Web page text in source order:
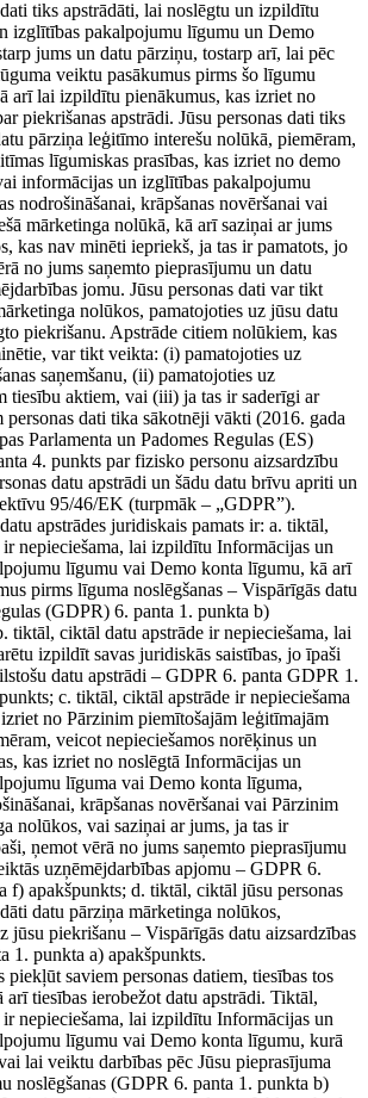
tiks apstrādāti, lai noslēgtu un izpildītu
izglītības pakalpojumu līgumu un Demo
jums un datu pārziņu, tostarp arī, lai pēc
veiktu pasākumus pirms šo līgumu
arī lai izpildītu pienākumus, kas izriet no
piekrišanas apstrādi. Jūsu personas dati tiks
pārziņa leģitīmo interešu nolūkā, piemēram,
līgumiskas prasības, kas izriet no demo
informācijas un izglītības pakalpojumu
nodrošināšanai, krāpšanas novēršanai vai
mārketinga nolūkā, kā arī saziņai ar jums
kas nav minēti iepriekš, ja tas ir pamatots, jo
no jums saņemto pieprasījumu un datu
jomu. Jūsu personas dati var tikt
nolūkos, pamatojoties uz jūsu datu
piekrišanu. Apstrāde citiem nolūkiem, kas
var tikt veikta: (i) pamatojoties uz
saņemšanu, (ii) pamatojoties uz
tiesību aktiem, vai (iii) ja tas ir saderīgi ar
personas dati tika sākotnēji vākti (2016. gada
Parlamenta un Padomes Regulas (ES)
4. punkts par fizisko personu aizsardzību
datu apstrādi un šādu datu brīvu apriti un
95/46/EK (turpmāk – „GDPR”).
apstrādes juridiskais pamats ir: a. tiktāl,
ir nepieciešama, lai izpildītu Informācijas un
līgumu vai Demo konta līgumu, kā arī
pirms līguma noslēgšanas – Vispārīgās datu
(GDPR) 6. panta 1. punkta b)
tiktāl, ciktāl datu apstrāde ir nepieciešama, lai
izpildīt savas juridiskās saistības, jo īpaši
datu apstrādi – GDPR 6. panta GDPR 1.
c. tiktāl, ciktāl apstrāde ir nepieciešama
no Pārzinim piemītošajām leģitīmajām
veicot nepieciešamos norēķinus un
kas izriet no noslēgtā Informācijas un
līguma vai Demo konta līguma,
krāpšanas novēršanai vai Pārzinim
nolūkos, vai saziņai ar jums, ja tas ir
ņemot vērā no jums saņemto pieprasījumu
uzņēmējdarbības apjomu – GDPR 6.
f) apakšpunkts; d. tiktāl, ciktāl jūsu personas
datu pārziņa mārketinga nolūkos,
jūsu piekrišanu – Vispārīgās datu aizsardzības
1. punkta a) apakšpunkts.
piekļūt saviem personas datiem, tiesības tos
arī tiesības ierobežot datu apstrādi. Tiktāl,
ir nepieciešama, lai izpildītu Informācijas un
līgumu vai Demo konta līgumu, kurā
lai veiktu darbības pēc Jūsu pieprasījuma
noslēgšanas (GDPR 6. panta 1. punkta b)